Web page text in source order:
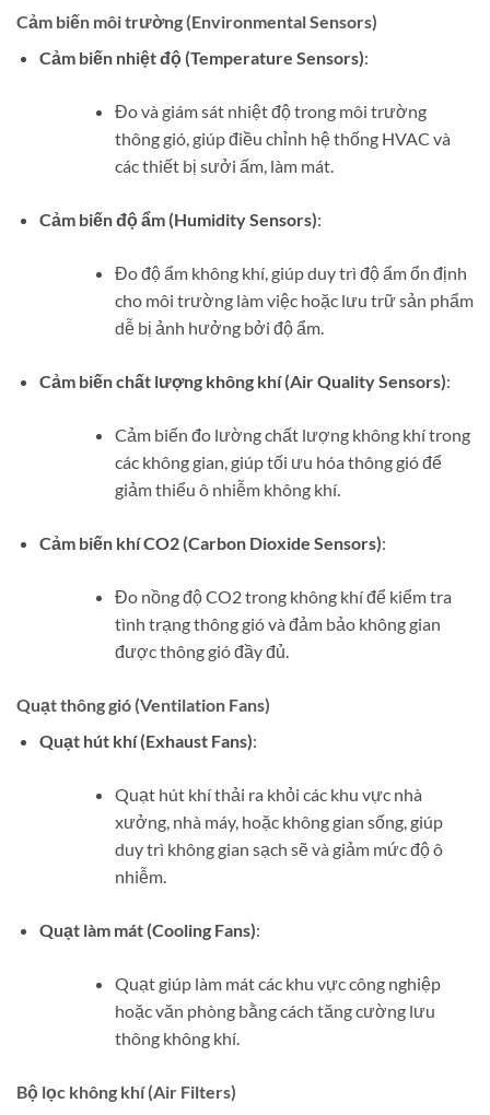
Cảm biến môi trường (Environmental Sensors)
Cảm biến nhiệt độ (Temperature Sensors):
Đo và giám sát nhiệt độ trong môi trường
thông gió, giúp điều chỉnh hệ thống HVAC và
các thiết bị sưởi ấm, làm mát.
Cảm biến độ ẩm (Humidity Sensors):
Đo độ ẩm không khí, giúp duy trì độ ẩm ổn định
cho môi trường làm việc hoặc lưu trữ sản phẩm
dễ bị ảnh hưởng bởi độ ẩm.
Cảm biến chất lượng không khí (Air Quality Sensors):
Cảm biến đo lường chất lượng không khí trong
các không gian, giúp tối ưu hóa thông gió để
giảm thiểu ô nhiễm không khí.
Cảm biến khí CO2 (Carbon Dioxide Sensors):
Đo nồng độ CO2 trong không khí để kiểm tra
tình trạng thông gió và đảm bảo không gian
được thông gió đầy đủ.
Quạt thông gió (Ventilation Fans)
Quạt hút khí (Exhaust Fans):
Quạt hút khí thải ra khỏi các khu vực nhà
xưởng, nhà máy, hoặc không gian sống, giúp
duy trì không gian sạch sẽ và giảm mức độ ô
nhiễm.
Quạt làm mát (Cooling Fans):
Quạt giúp làm mát các khu vực công nghiệp
hoặc văn phòng bằng cách tăng cường lưu
thông không khí.
Bộ lọc không khí (Air Filters)